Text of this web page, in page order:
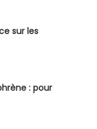
sur les
: pour